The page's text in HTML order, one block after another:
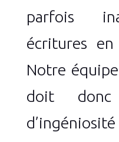
parfois
écritures
Notre
doit